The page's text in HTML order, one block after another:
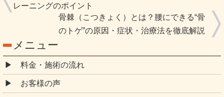
レーニングのポイント
骨棘（こつきょく）とは？腰にできる“骨
のトゲ”の原因・症状・治療法を徹底解説
メニュー
料金・施術の流れ
お客様の声